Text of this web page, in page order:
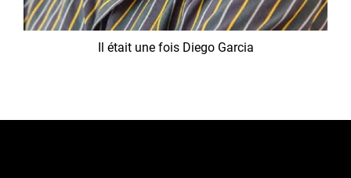
Il était une fois Diego Garcia